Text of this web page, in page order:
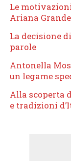
Le
Ariana Grande
La decisione
parole
Antonella
un legame
Alla scoperta
e tradizioni